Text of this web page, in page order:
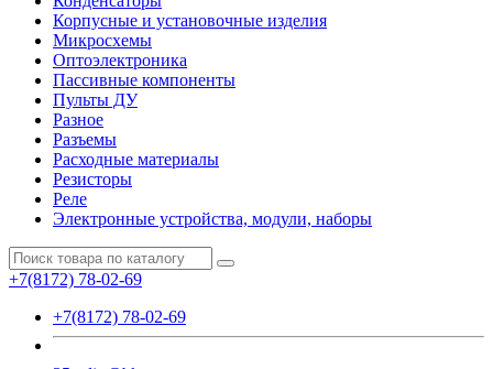
Корпусные и установочные изделия
Микросхемы
Оптоэлектроника
Пассивные компоненты
Пульты ДУ
Разное
Разъемы
Расходные материалы
Резисторы
Реле
Электронные устройства, модули, наборы
+7(8172) 78-02-69
+7(8172) 78-02-69